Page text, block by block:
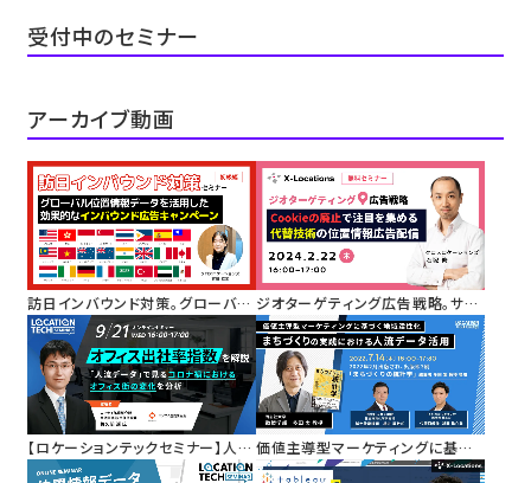
受付中のセミナー
アーカイブ動画
訪日インバウンド対策。グローバル
位置情報データを活用した効果的
なインバウンド広告キャンペーン
ジオターゲティング広告戦略。サー
ドパーティーCookieの廃止で注目
を集める代替技術としての位置情
報を活用した広告配信
【ロケーションテックセミナー】人流
データを活用した「オフィス出社率
価値主導型マーケティングに基づく
地域活性化